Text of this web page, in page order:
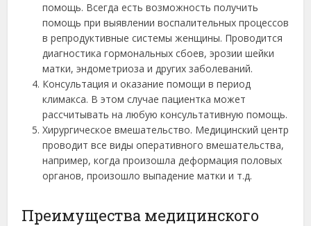
помощь. Всегда есть возможность получить
помощь при выявлении воспалительных процессов
в репродуктивные системы женщины. Проводится
диагностика гормональных сбоев, эрозии шейки
матки, эндометриоза и других заболеваний.
Консультация и оказание помощи в период
климакса. В этом случае пациентка может
рассчитывать на любую консультативную помощь.
Хирургическое вмешательство. Медицинский центр
проводит все виды оперативного вмешательства,
например, когда произошла деформация половых
органов, произошло выпадение матки и т.д.
Преимущества медицинского